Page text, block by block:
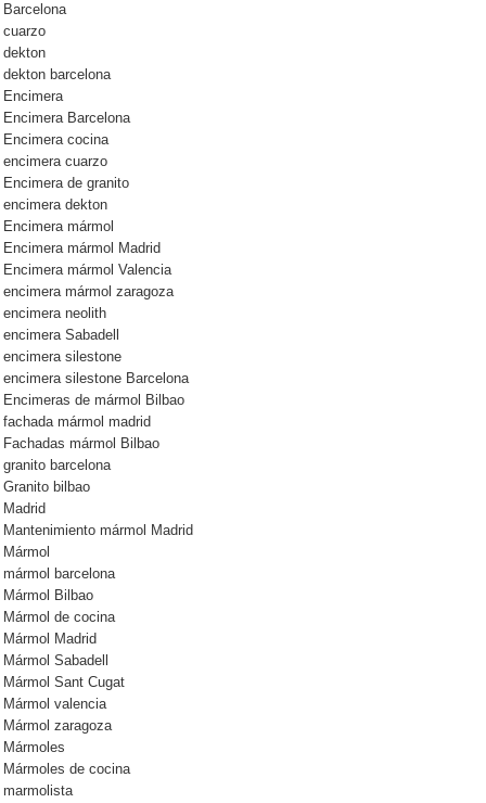
Barcelona
cuarzo
dekton
dekton barcelona
Encimera
Encimera Barcelona
Encimera cocina
encimera cuarzo
Encimera de granito
encimera dekton
Encimera mármol
Encimera mármol Madrid
Encimera mármol Valencia
encimera mármol zaragoza
encimera neolith
encimera Sabadell
encimera silestone
encimera silestone Barcelona
Encimeras de mármol Bilbao
fachada mármol madrid
Fachadas mármol Bilbao
granito barcelona
Granito bilbao
Madrid
Mantenimiento mármol Madrid
Mármol
mármol barcelona
Mármol Bilbao
Mármol de cocina
Mármol Madrid
Mármol Sabadell
Mármol Sant Cugat
Mármol valencia
Mármol zaragoza
Mármoles
Mármoles de cocina
marmolista